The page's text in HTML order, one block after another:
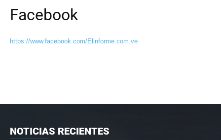
Facebook
https://www.facebook.com/Elinforme.com.ve
NOTICIAS RECIENTES